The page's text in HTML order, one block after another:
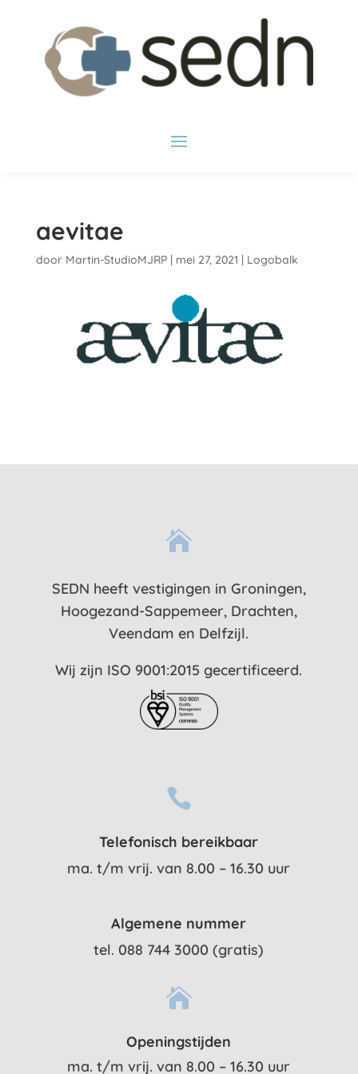
aevitae
door Martin-StudioMJRP| mei 27, 2021 | Logobalk

SEDN heeft vestigingen in Groningen,
Hoogezand-Sappemeer, Drachten,
Veendam en Delfzijl.
Wij zijn ISO 9001:2015 gecertificeerd.

Telefonisch bereikbaar
ma. t/m vrij. van 8.00 – 16.30 uur
Algemene nummer
tel. 088 744 3000 (gratis)

Openingstijden
ma. t/m vrij. van 8.00 – 16.30 uur